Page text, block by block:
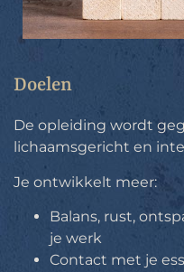
Doelen
De opleiding wordt
lichaamsgericht en
Je ontwikkelt meer:
Balans, rust,
je werk
Contact met je